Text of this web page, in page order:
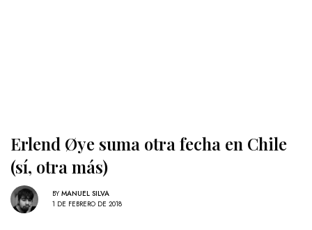
Erlend Øye suma otra fecha en Chile
(sí, otra más)
BY MANUEL SILVA
1 DE FEBRERO DE 2018